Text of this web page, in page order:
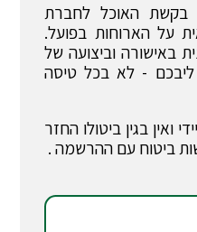
בקשת האוכל לחברת
על הארוחות בפועל.
באישורה וביצועה של
- לא בכל טיסה
ואין בגין ביטולו החזר
ביטוח עם ההרשמה .